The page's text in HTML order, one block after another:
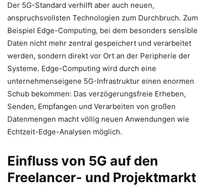
Der 5G-Standard verhilft aber auch neuen,
anspruchsvollsten Technologien zum Durchbruch. Zum
Beispiel Edge-Computing, bei dem besonders sensible
Daten nicht mehr zentral gespeichert und verarbeitet
werden, sondern direkt vor Ort an der Peripherie der
Systeme. Edge-Computing wird durch eine
unternehmenseigene 5G-Infrastruktur einen enormen
Schub bekommen: Das verzögerungsfreie Erheben,
Senden, Empfangen und Verarbeiten von großen
Datenmengen macht völlig neuen Anwendungen wie
Echtzeit-Edge-Analysen möglich.
Einfluss von 5G auf den
Freelancer- und Projektmarkt